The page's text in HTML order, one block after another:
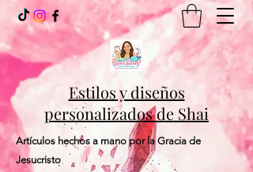
Estilos y diseños
personalizados de Shai
Artículos hechos a mano por la Gracia de
Jesucristo